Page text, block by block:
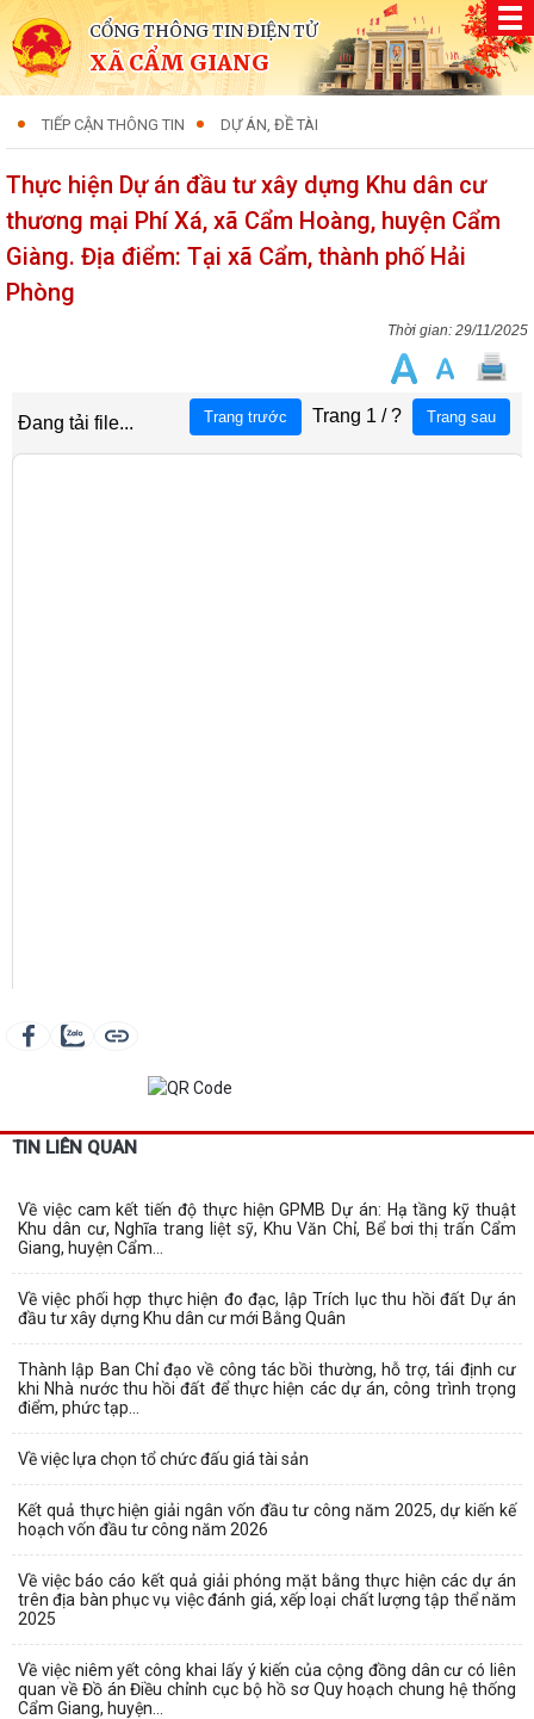
CỔNG THÔNG TIN ĐIỆN TỬ
XÃ CẨM GIANG
TIẾP CẬN THÔNG TIN DỰ ÁN, ĐỀ TÀI
Thực hiện Dự án đầu tư xây dựng Khu dân cư
thương mại Phí Xá, xã Cẩm Hoàng, huyện Cẩm
Giàng. Địa điểm: Tại xã Cẩm, thành phố Hải
Phòng
29/11/2025
TIN LIÊN QUAN
Về việc cam kết tiến độ thực hiện GPMB Dự án: Hạ tầng kỹ thuật
Khu dân cư, Nghĩa trang liệt sỹ, Khu Văn Chỉ, Bể bơi thị trấn Cẩm
Giang, huyện Cẩm...
Về việc phối hợp thực hiện đo đạc, lập Trích lục thu hồi đất Dự án
đầu tư xây dựng Khu dân cư mới Bằng Quân
Thành lập Ban Chỉ đạo về công tác bồi thường, hỗ trợ, tái định cư
khi Nhà nước thu hồi đất để thực hiện các dự án, công trình trọng
điểm, phức tạp...
Về việc lựa chọn tổ chức đấu giá tài sản
Kết quả thực hiện giải ngân vốn đầu tư công năm 2025, dự kiến kế
hoạch vốn đầu tư công năm 2026
Về việc báo cáo kết quả giải phóng mặt bằng thực hiện các dự án
trên địa bàn phục vụ việc đánh giá, xếp loại chất lượng tập thể năm
2025
Về việc niêm yết công khai lấy ý kiến của cộng đồng dân cư có liên
quan về Đồ án Điều chỉnh cục bộ hồ sơ Quy hoạch chung hệ thống
Cẩm Giang, huyện...